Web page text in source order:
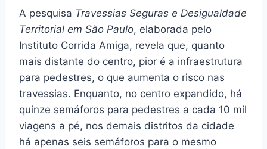
A pesquisa Travessias Seguras e Desigualdade
Territorial em São Paulo, elaborada pelo
Instituto Corrida Amiga, revela que, quanto
mais distante do centro, pior é a infraestrutura
para pedestres, o que aumenta o risco nas
travessias. Enquanto, no centro expandido, há
quinze semáforos para pedestres a cada 10 mil
viagens a pé, nos demais distritos da cidade
há apenas seis semáforos para o mesmo